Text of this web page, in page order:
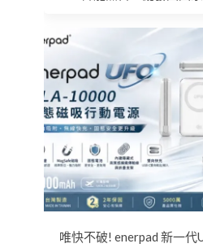
唯快不破! enerpad 新一代